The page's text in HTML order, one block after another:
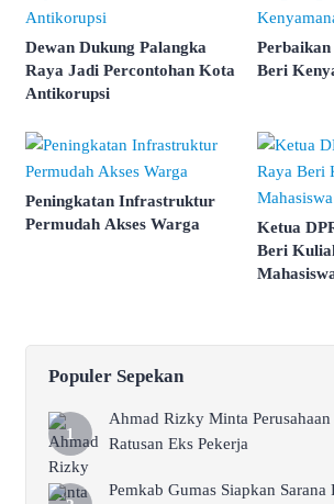
Dewan Dukung Palangka
Raya Jadi Percontohan Kota
Antikorupsi
Beri
Peningkatan Infrastruktur
Permudah Akses Warga
Ketua
Beri
Populer Sepekan
Ahmad Rizky Minta
Ratusan Eks Pekerja
Pemkab Gumas Siapkan Sarana